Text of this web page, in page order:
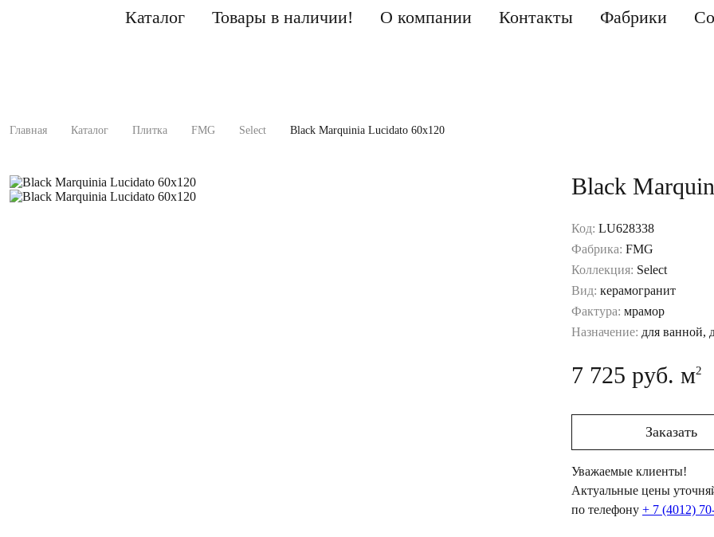
Каталог Товары в наличии! О компании Контакты Фабрики
Главная Каталог Плитка FMG Select Black Marquinia Lucidato 60x120
Black
Код: LU628338
Фабрика: FMG
Коллекция: Select
Вид: керамогранит
Фактура: мрамор
Назначение: для ванной,
7 725 руб. м2
Заказать
Уважаемые клиенты!
Актуальные цены
по телефону + 7 (4012)